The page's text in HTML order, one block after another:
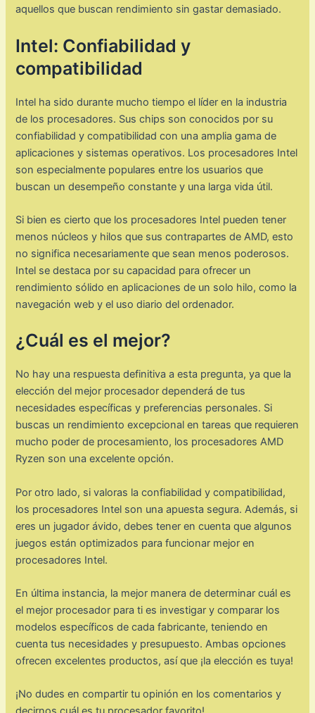
aquellos que buscan rendimiento sin gastar demasiado.
Intel: Confiabilidad y
compatibilidad
Intel ha sido durante mucho tiempo el líder en la industria
de los procesadores. Sus chips son conocidos por su
confiabilidad y compatibilidad con una amplia gama de
aplicaciones y sistemas operativos. Los procesadores Intel
son especialmente populares entre los usuarios que
buscan un desempeño constante y una larga vida útil.
Si bien es cierto que los procesadores Intel pueden tener
menos núcleos y hilos que sus contrapartes de AMD, esto
no significa necesariamente que sean menos poderosos.
Intel se destaca por su capacidad para ofrecer un
rendimiento sólido en aplicaciones de un solo hilo, como la
navegación web y el uso diario del ordenador.
¿Cuál es el mejor?
No hay una respuesta definitiva a esta pregunta, ya que la
elección del mejor procesador dependerá de tus
necesidades específicas y preferencias personales. Si
buscas un rendimiento excepcional en tareas que requieren
mucho poder de procesamiento, los procesadores AMD
Ryzen son una excelente opción.
Por otro lado, si valoras la confiabilidad y compatibilidad,
los procesadores Intel son una apuesta segura. Además, si
eres un jugador ávido, debes tener en cuenta que algunos
juegos están optimizados para funcionar mejor en
procesadores Intel.
En última instancia, la mejor manera de determinar cuál es
el mejor procesador para ti es investigar y comparar los
modelos específicos de cada fabricante, teniendo en
cuenta tus necesidades y presupuesto. Ambas opciones
ofrecen excelentes productos, así que ¡la elección es tuya!
¡No dudes en compartir tu opinión en los comentarios y